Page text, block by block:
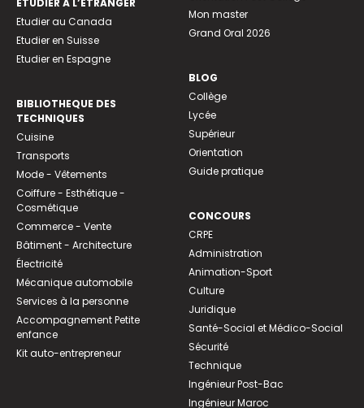
ETUDIER À L’ÉTRANGER
Etudier au Canada
Etudier en Suisse
Etudier en Espagne
BIBLIOTHEQUE DES
TECHNIQUES
Cuisine
Transports
Mode - Vêtements
Coiffure - Esthétique -
Cosmétique
Commerce - Vente
Bâtiment - Architecture
Électricité
Mécanique automobile
Services à la personne
Accompagnement Petite
enfance
Kit auto-entrepreneur
Mon master
Grand Oral 2026
BLOG
Collège
Lycée
Supérieur
Orientation
Guide pratique
CONCOURS
CRPE
Administration
Animation-Sport
Culture
Juridique
Santé-Social et Médico-Social
Sécurité
Technique
Ingénieur Post-Bac
Ingénieur Maroc